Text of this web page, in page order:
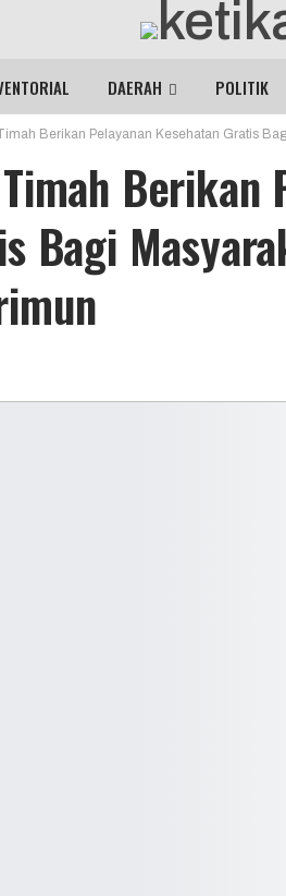
DAERAH POLITIK
Berikan Pelayanan Kesehatan Gratis
Berikan
Bagi